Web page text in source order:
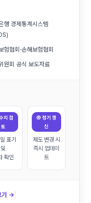
행 경제통계시스템
험협회·손해보험협회
원회 공식 보도자료
치 검
토
표기
및
확인
④ 정기 갱
신
제도 변경 시
즉시 업데이
트
기 →